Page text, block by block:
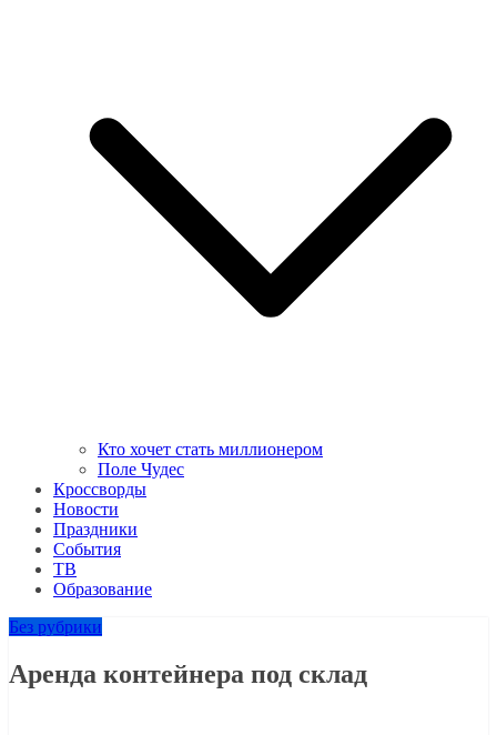
Кто хочет стать миллионером
Поле Чудес
Кроссворды
Новости
Праздники
События
ТВ
Образование
Без рубрики
Аренда контейнера под склад